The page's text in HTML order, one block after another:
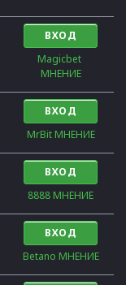
ВХОД
Magicbet
МНЕНИЕ
ВХОД
MrBit МНЕНИЕ
ВХОД
8888 МНЕНИЕ
ВХОД
Betano МНЕНИЕ